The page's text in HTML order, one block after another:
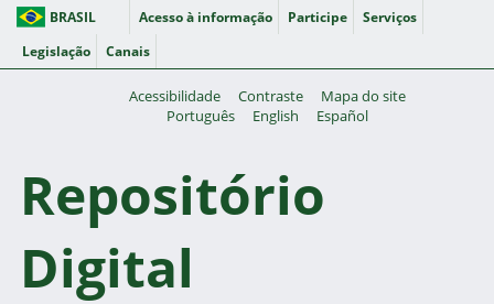
BRASIL Acesso à informação Participe
Serviços
Legislação
Canais
Acessibilidade Contraste
Mapa do site
Português
English Español
Repositório
Digital